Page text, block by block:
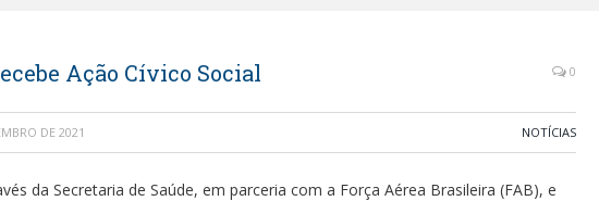
Ação Cívico Social 0
DE 2021 NOTÍCIAS
da Secretaria de Saúde, em parceria com a Força Aérea Brasileira (FAB), e